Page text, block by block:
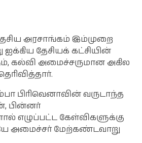
அரசாங்கம் இம்முறை
தேசியக் கட்சியின்
கல்வி அமைச்சருமான அகில
பிரிவெனாவின் வருடாந்த
பின்னர்
எழுப்பட்ட கேள்விகளுக்கு
அமைச்சர் மேற்கண்டவாறு